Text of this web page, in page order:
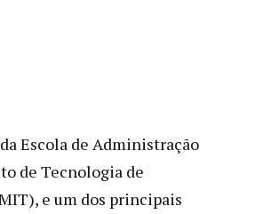
Escola de Administração
de Tecnologia de
e um dos principais